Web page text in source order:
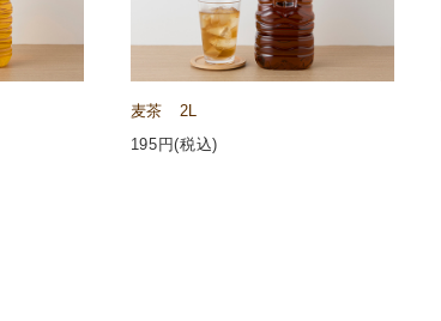
麦茶 2L
195 円(税込)